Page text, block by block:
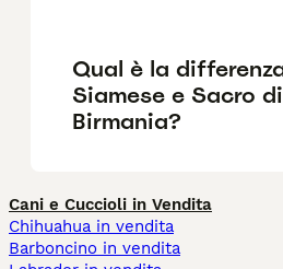
Qual è la
Siamese e Sacro di
Birmania?
Cani e Cuccioli in Vendita
Chihuahua in vendita
Barboncino in vendita